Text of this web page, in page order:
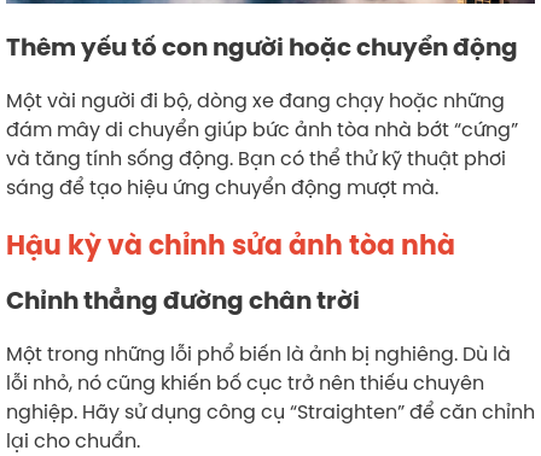
Thêm yếu tố con người hoặc chuyển động
Một vài người đi bộ, dòng xe đang chạy hoặc những
đám mây di chuyển giúp bức ảnh tòa nhà bớt “cứng”
và tăng tính sống động. Bạn có thể thử kỹ thuật phơi
sáng để tạo hiệu ứng chuyển động mượt mà.
Hậu kỳ và chỉnh sửa ảnh tòa nhà
Chỉnh thẳng đường chân trời
Một trong những lỗi phổ biến là ảnh bị nghiêng. Dù là
lỗi nhỏ, nó cũng khiến bố cục trở nên thiếu chuyên
nghiệp. Hãy sử dụng công cụ “Straighten” để căn chỉnh
lại cho chuẩn.